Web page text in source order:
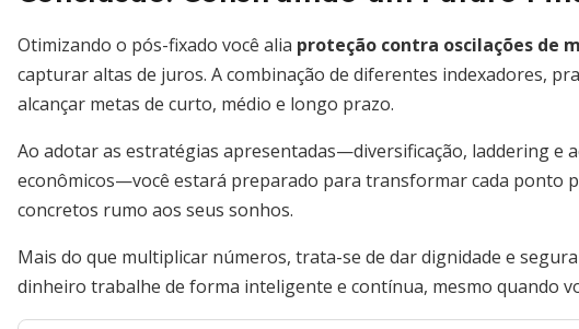
Otimizando o pós-fixado você alia proteção contra oscilações de
capturar altas de juros. A combinação de diferentes indexadores,
alcançar metas de curto, médio e longo prazo.
Ao adotar as estratégias apresentadas—diversificação, laddering e
econômicos—você estará preparado para transformar cada ponto
concretos rumo aos seus sonhos.
Mais do que multiplicar números, trata-se de dar dignidade e
dinheiro trabalhe de forma inteligente e contínua, mesmo quando